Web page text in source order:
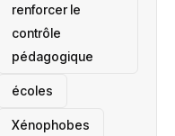
renforcer le
contrôle
pédagogique
écoles
‎Xénophobes